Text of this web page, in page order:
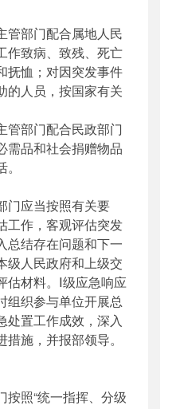
部门配合属地人民
作致病、致残、死亡
抚恤；对因突发事件
的人员，按国家有关
部门配合民政部门
需品和社会捐赠物品
应当按照有关要
工作，客观评估突发
总结存在问题和下一
级人民政府和上级交
材料。Ⅰ级应急响应
组织参与单位开展总
处置工作成效，深入
施，并报部领导。
照“统一指挥、分级